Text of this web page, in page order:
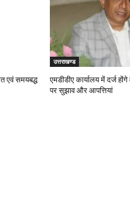
एवं समयबद्ध
उत्तराखण्ड
एमडीडीए कार्यालय में दर्ज
पर सुझाव और आपत्तियां